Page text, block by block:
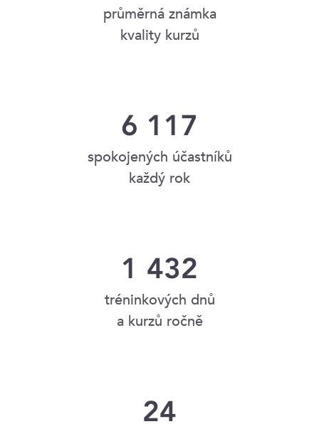
průměrná známka
kvality kurzů
6 117
spokojených účastníků
každý rok
1 432
tréninkových dnů
a kurzů ročně
24